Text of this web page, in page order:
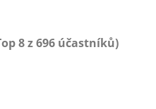
8 z 696 účastníků)